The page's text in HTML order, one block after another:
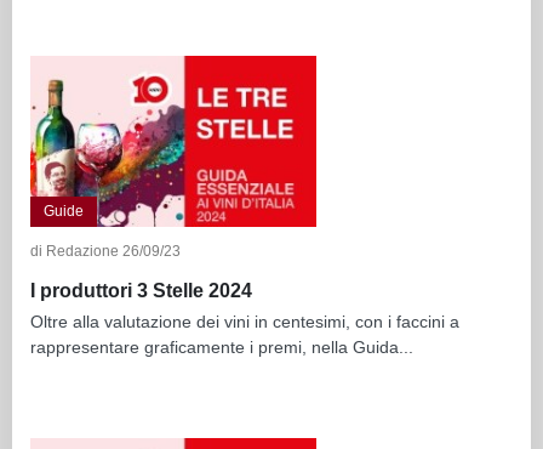
Guide
di Redazione 26/09/23
I produttori 3 Stelle 2024
Oltre alla valutazione dei vini in centesimi, con i faccini a
rappresentare graficamente i premi, nella Guida...